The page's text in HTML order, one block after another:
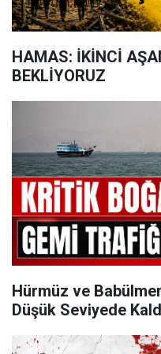
HAMAS: İKİNCİ
BEKLİYORUZ
Hürmüz ve
Düşük Seviyede